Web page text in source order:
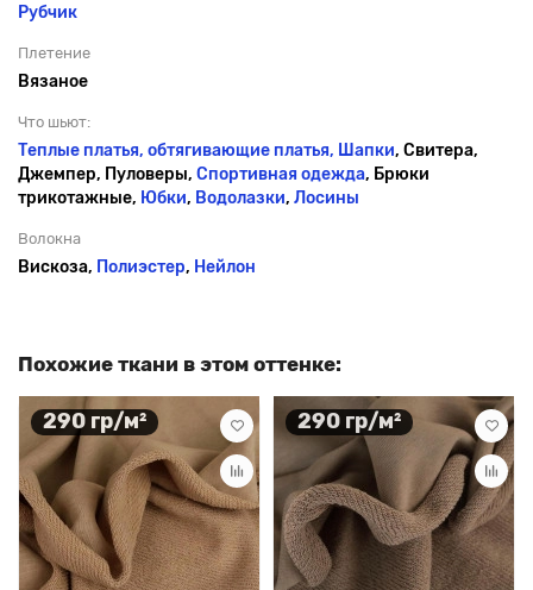
Рубчик
Плетение
Вязаное
Что шьют:
Теплые платья, обтягивающие платья, Шапки, Свитера,
Джемпер, Пуловеры, Спортивная одежда, Брюки
трикотажные, Юбки, Водолазки, Лосины
Волокна
Вискоза, Полиэстер, Нейлон
Похожие ткани в этом оттенке:
290 гр/м² 290 гр/м²